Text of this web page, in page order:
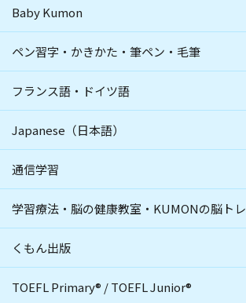
Baby Kumon
ペン習字・かきかた・筆ペン・毛筆
フランス語・ドイツ語
Japanese（日本語）
通信学習
学習療法・脳の健康教室・KUMONの脳トレ
くもん出版
TOEFL Primary® /TOEFL Junior®